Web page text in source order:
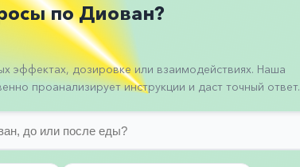
по Диован?
эффектах, дозировке или взаимодействиях. Наша
проанализирует инструкции и даст точный ответ.